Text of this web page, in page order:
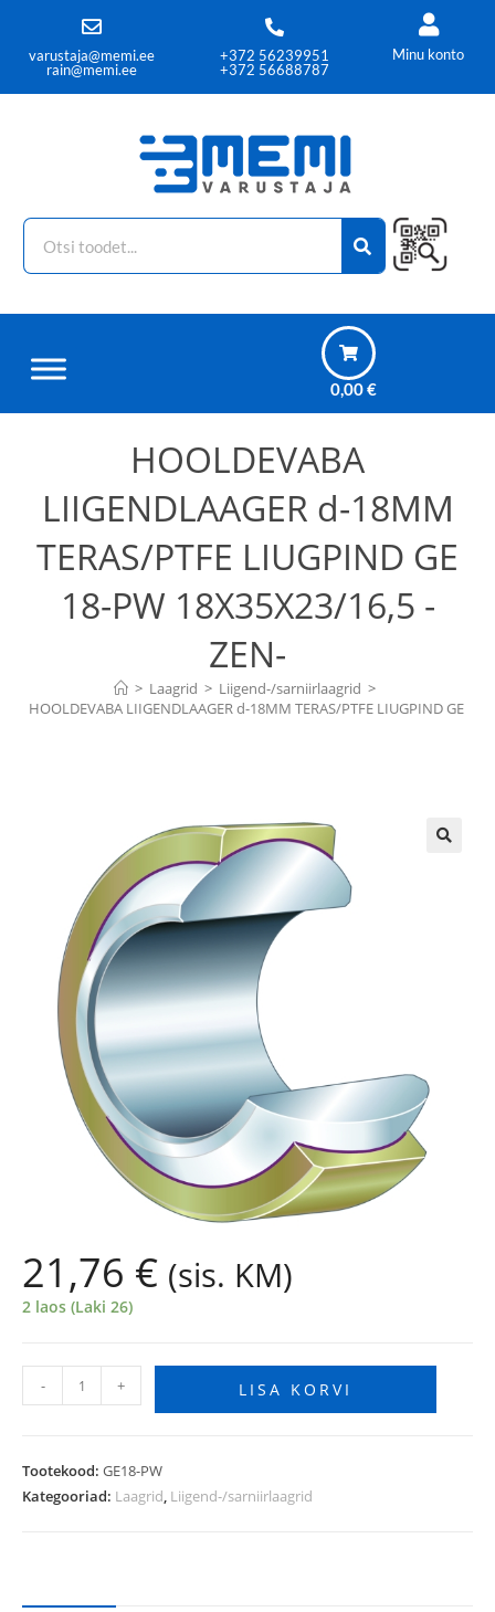
varustaja@memi.ee
rain@memi.ee
+372 56239951
+372 56688787
Minu konto
0,00€
HOOLDEVABA
LIIGENDLAAGER d-18MM
TERAS/PTFE LIUGPIND GE
18-PW 18X35X23/16,5 -
ZEN-
> Laagrid > Liigend-/sarniirlaagrid >
HOOLDEVABA LIIGENDLAAGER d-18MM TERAS/PTFE LIUGPIND GE
21,76 € (sis. KM)
2 laos (Laki 26)
- + LISA KORVI
Tootekood: GE18-PW
Kategooriad: Laagrid, Liigend-/sarniirlaagrid